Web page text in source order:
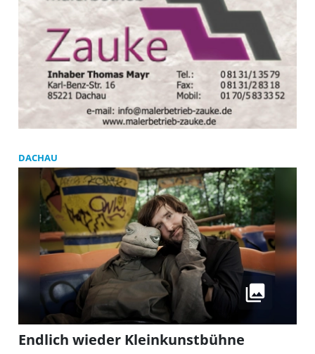
DACHAU
Endlich wieder Kleinkunstbühne